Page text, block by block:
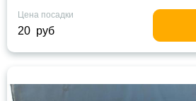
Цена посадки
20 руб